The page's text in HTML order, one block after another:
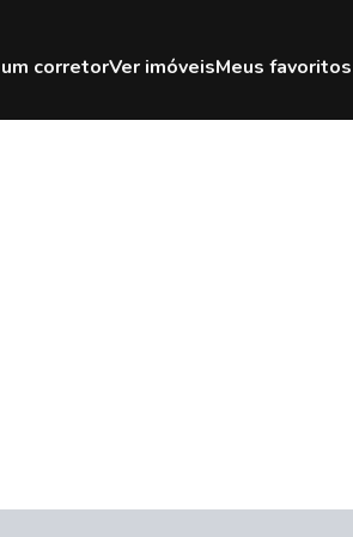
corretorVer imóveisMeus favoritos